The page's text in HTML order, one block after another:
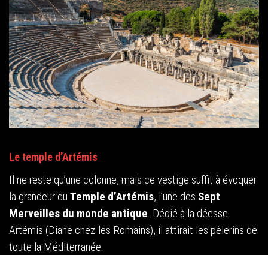
Le temple d’Artémis
Il ne reste qu’une colonne, mais ce vestige suffit à évoquer
la grandeur du Temple d’Artémis, l’une des Sept
Merveilles du monde antique. Dédié à la déesse
Artémis (Diane chez les Romains), il attirait les pèlerins de
toute la Méditerranée.